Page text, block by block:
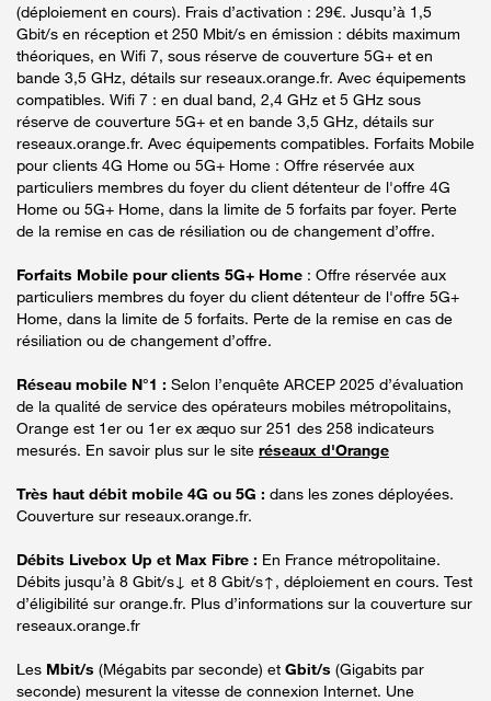
(déploiement en cours). Frais d’activation : 29€. Jusqu’à 1,5
Gbit/s en réception et 250 Mbit/s en émission : débits maximum
théoriques, en Wifi 7, sous réserve de couverture 5G+ et en
bande 3,5 GHz, détails sur reseaux.orange.fr. Avec équipements
compatibles. Wifi 7 : en dual band, 2,4 GHz et 5 GHz sous
réserve de couverture 5G+ et en bande 3,5 GHz, détails sur
reseaux.orange.fr. Avec équipements compatibles. Forfaits Mobile
pour clients 4G Home ou 5G+ Home : Offre réservée aux
particuliers membres du foyer du client détenteur de l'offre 4G
Home ou 5G+ Home, dans la limite de 5 forfaits par foyer. Perte
de la remise en cas de résiliation ou de changement d’offre.
Forfaits Mobile pour clients 5G+ Home : Offre réservée aux
particuliers membres du foyer du client détenteur de l'offre 5G+
Home, dans la limite de 5 forfaits. Perte de la remise en cas de
résiliation ou de changement d’offre.
Réseau mobile N°1 : Selon l’enquête ARCEP 2025 d’évaluation
de la qualité de service des opérateurs mobiles métropolitains,
Orange est 1er ou 1er ex æquo sur 251 des 258 indicateurs
mesurés. En savoir plus sur le site réseaux d'Orange
Très haut débit mobile 4G ou 5G : dans les zones déployées.
Couverture sur reseaux.orange.fr.
Débits Livebox Up et Max Fibre : En France métropolitaine.
Débits jusqu’à 8 Gbit/s↓ et 8 Gbit/s↑, déploiement en cours. Test
d’éligibilité sur orange.fr. Plus d’informations sur la couverture sur
reseaux.orange.fr
Les Mbit/s (Mégabits par seconde) et Gbit/s (Gigabits par
seconde) mesurent la vitesse de connexion Internet. Une